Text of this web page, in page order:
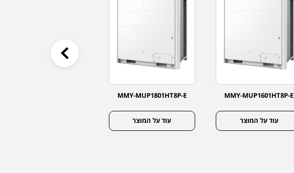
MMY-MUP1601HT8P-E
עוד על המוצר
MMY-MUP1801HT8P-E
עוד על המוצר